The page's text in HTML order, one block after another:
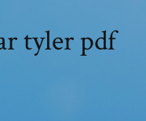
tyler pdf